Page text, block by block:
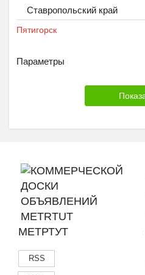
Ставропольский край
Пятигорск
Параметры
МЕТРТУТ
RSS